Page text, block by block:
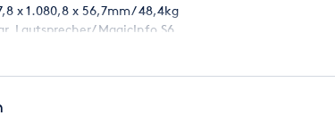
x 1.080,8 x 56,7mm/ 48,4kg
Lautsprecher/ MagicInfo S6